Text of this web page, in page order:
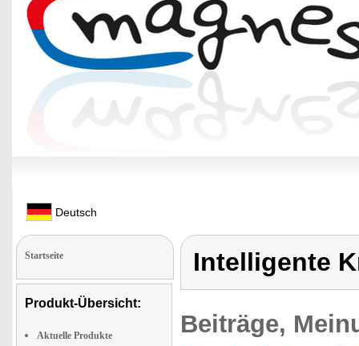
Deutsch
Startseite
Produkt-Übersicht:
Aktuelle Produkte
Intelligente
Beiträge,